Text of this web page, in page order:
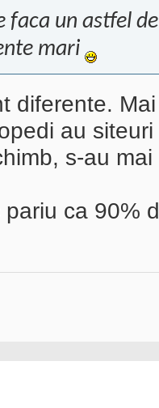
faca un astfel
mari
diferente.
au
s-au
pariu ca 90%